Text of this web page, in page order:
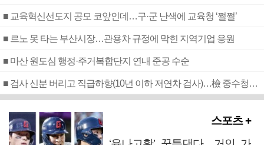
■ 교육혁신선도지 공모 코앞인데…구·군 난색에 교육청 ‘쩔쩔’
■ 르노 못 타는 부산시장…관용차 규정에 막힌 지역기업 응원
■ 마산 원도심 행정·주거복합단지 연내 준공 수순
■ 검사 신분 버리고 직급하향(10년 이하 저연차 검사)…檢 중수청행 기피
스포츠 +